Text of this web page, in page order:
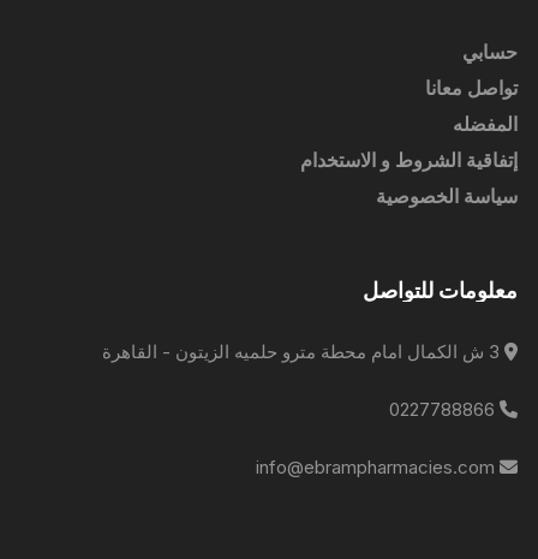
حسابي
تواصل معانا
المفضله
إتفاقية الشروط و الاستخدام
سياسة الخصوصية
معلومات للتواصل